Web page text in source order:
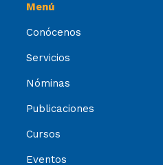
Menú
Conócenos
Servicios
Nóminas
Publicaciones
Cursos
Eventos